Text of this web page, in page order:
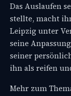
Das Auslaufen
stellte, macht
Leipzig unter
seine
seiner
ihn als reifen
Mehr zum